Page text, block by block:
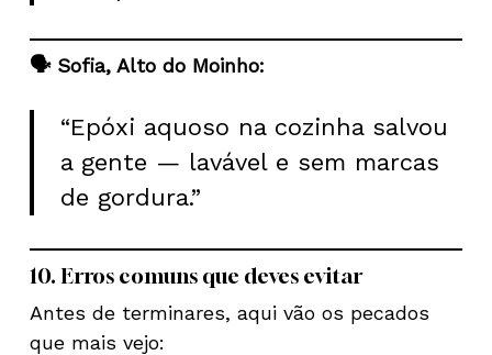
🗣️ Sofia, Alto do Moinho:
“Epóxi aquoso na cozinha salvou
a gente — lavável e sem marcas
de gordura.”
10. Erros comuns que deves evitar
Antes de terminares, aqui vão os pecados
que mais vejo: